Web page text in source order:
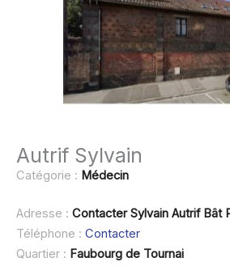
Autrif Sylvain
Catégorie : Médecin
Adresse : Contacter Sylvain Autrif Bât Pro, 216
Téléphone : Contacter
Quartier : Faubourg de Tournai